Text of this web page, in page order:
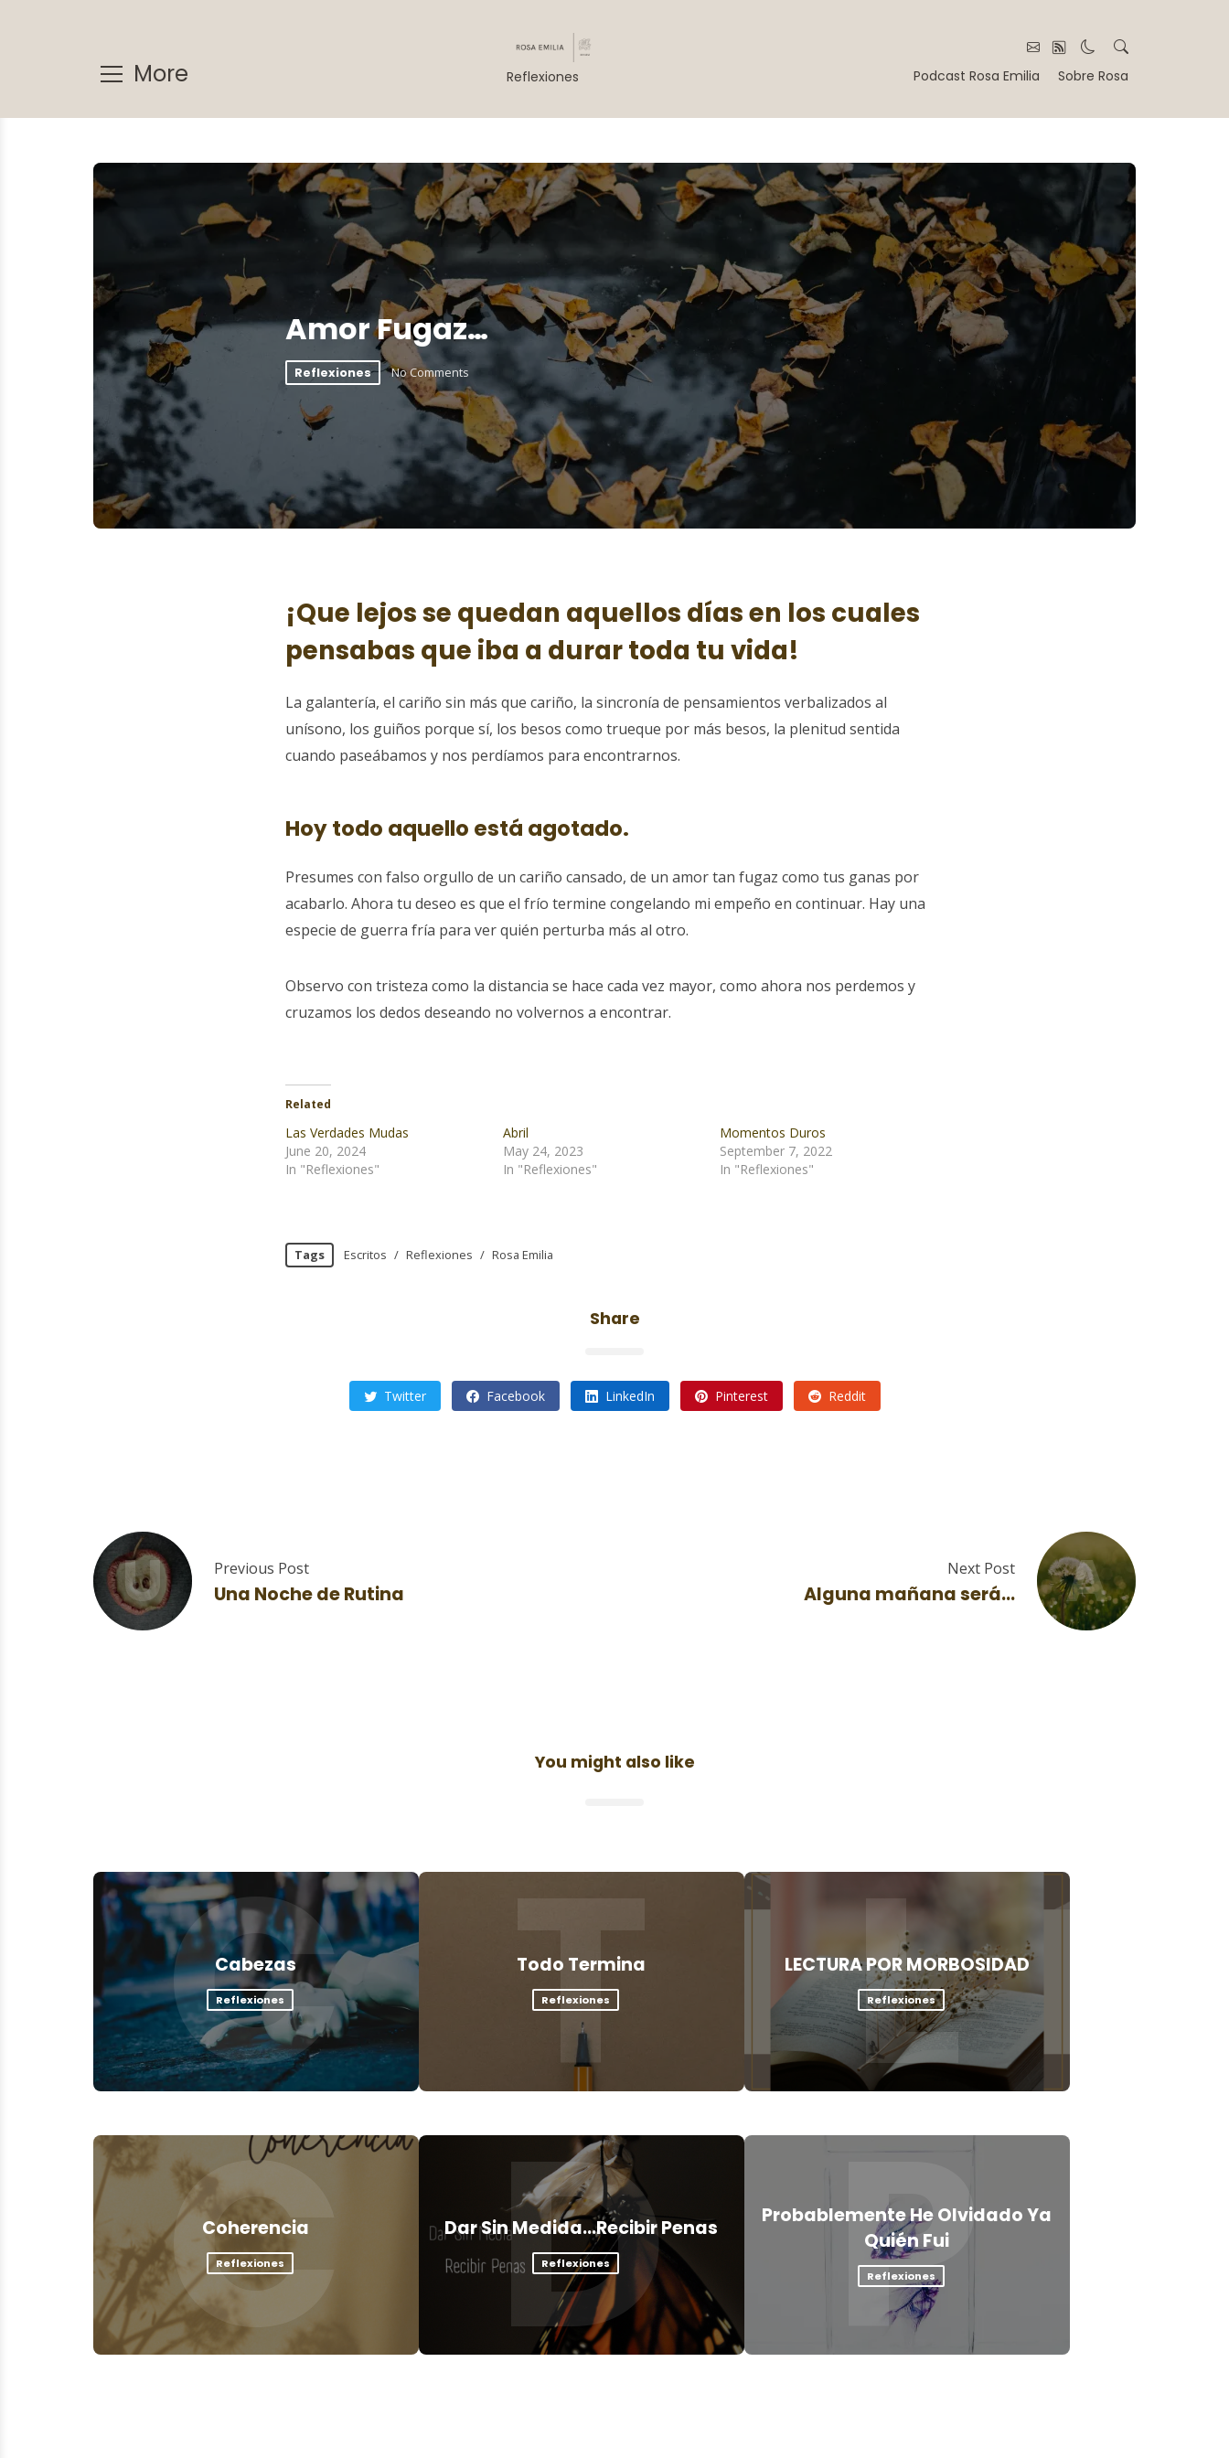
More Reflexiones Podcast Rosa Emilia Sobre Rosa
Amor Fugaz…
Reflexiones No Comments
¡Que lejos se quedan aquellos días en los cuales
pensabas que iba a durar toda tu vida!
La galantería, el cariño sin más que cariño, la sincronía de pensamientos verbalizados al
unísono, los guiños porque sí, los besos como trueque por más besos, la plenitud sentida
cuando paseábamos y nos perdíamos para encontrarnos.
Hoy todo aquello está agotado.
Presumes con falso orgullo de un cariño cansado, de un amor tan fugaz como tus ganas por
acabarlo. Ahora tu deseo es que el frío termine congelando mi empeño en continuar. Hay una
especie de guerra fría para ver quién perturba más al otro.
Observo con tristeza como la distancia se hace cada vez mayor, como ahora nos perdemos y
cruzamos los dedos deseando no volvernos a encontrar.
Related
Las Verdades Mudas
June 20, 2024
In "Reflexiones"
Abril
May 24, 2023
In "Reflexiones"
Momentos Duros
September 7, 2022
In "Reflexiones"
Tags Escritos / Reflexiones / Rosa Emilia
Share
Twitter Facebook LinkedIn Pinterest Reddit
U Previous Post
Una Noche de Rutina A
Next Post
Alguna mañana será…
You might also like
C
Cabezas
Reflexiones T
Todo Termina
Reflexiones L
LECTURA POR MORBOSIDAD
Reflexiones
C
Coherencia
Reflexiones D
Dar Sin Medida…Recibir Penas
Reflexiones P
Probablemente He Olvidado Ya
Quién Fui
Reflexiones